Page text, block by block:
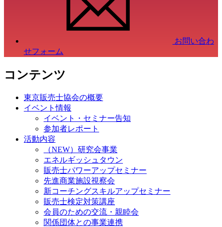
お問い合わ
せフォーム
コンテンツ
東京販売士協会の概要
イベント情報
イベント・セミナー告知
参加者レポート
活動内容
（NEW）研究会事業
エネルギッシュタウン
販売士パワーアップセミナー
先進商業施設視察会
新コーチングスキルアップセミナー
販売士検定対策講座
会員のための交流・親睦会
関係団体との事業連携